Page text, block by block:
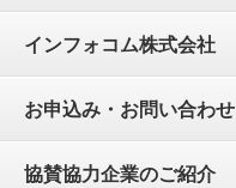
インフォコム株式会社
お申込み・お問い合わせ
協賛協力企業のご紹介